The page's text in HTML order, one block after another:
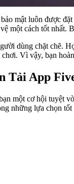
mật luôn được
một cách tốt
dùng chặt chẽ.
Vì vậy, bạn
Tải App
một cơ hội tuyệt
những lựa chọn